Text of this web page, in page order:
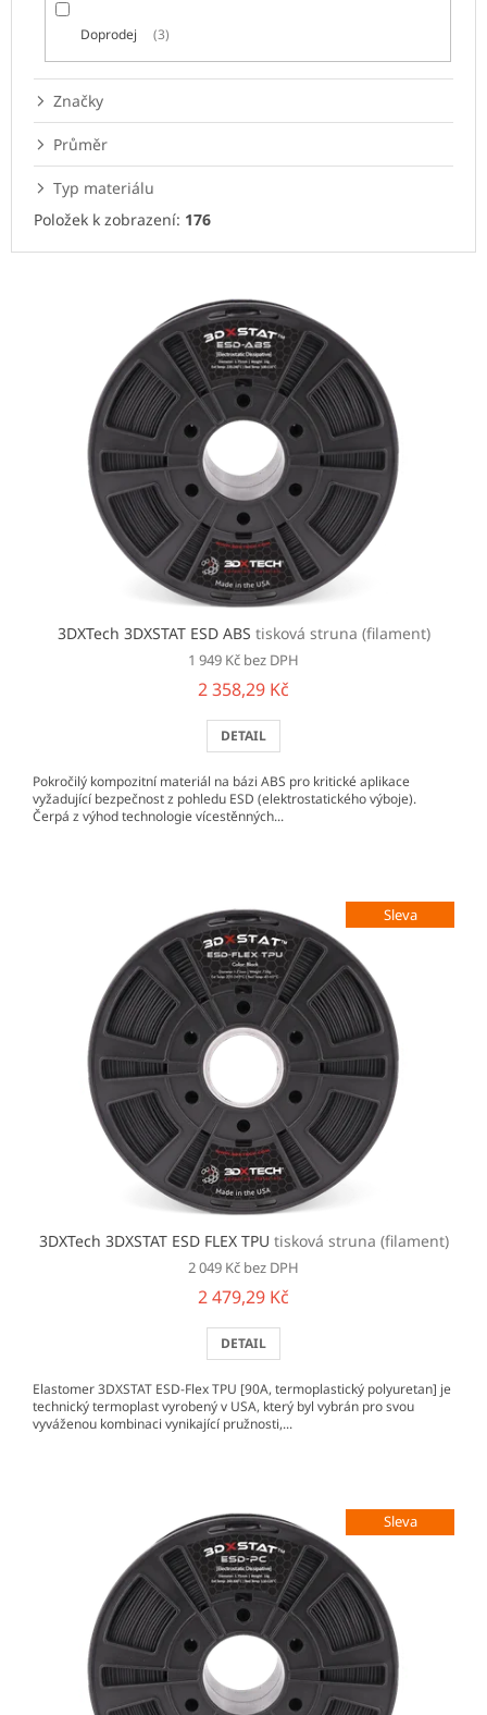
Doprodej 3
Značky
Průměr
Typ materiálu
Položek k zobrazení: 176
3DXTech 3DXSTAT ESD ABS tisková struna (filament)
1 949 Kč bez DPH
2 358,29 Kč
DETAIL
Pokročilý kompozitní materiál na bázi ABS pro kritické aplikace
vyžadující bezpečnost z pohledu ESD (elektrostatického výboje).
Čerpá z výhod technologie vícestěnných...
Sleva
3DXTech 3DXSTAT ESD FLEX TPU tisková struna (filament)
2 049 Kč bez DPH
2 479,29 Kč
DETAIL
Elastomer 3DXSTAT ESD-Flex TPU [90A, termoplastický polyuretan] je
technický termoplast vyrobený v USA, který byl vybrán pro svou
vyváženou kombinaci vynikající pružnosti,...
Sleva